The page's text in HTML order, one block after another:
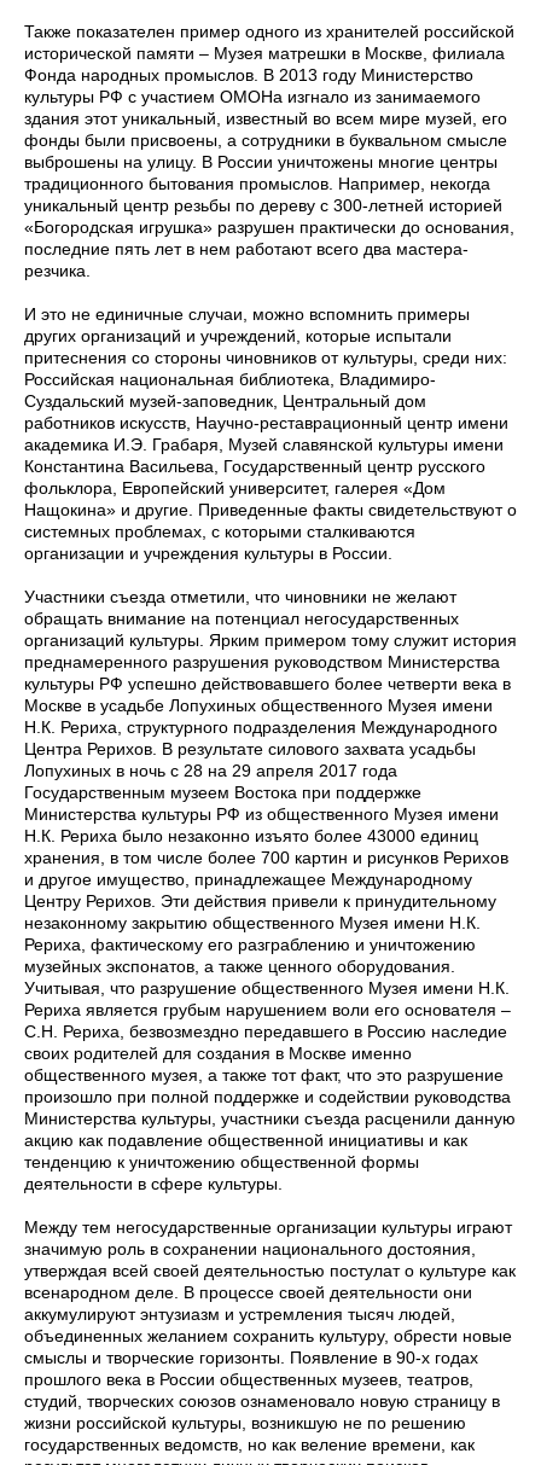
Также показателен пример одного из хранителей российской
исторической памяти – Музея матрешки в Москве, филиала
Фонда народных промыслов. В 2013 году Министерство
культуры РФ с участием ОМОНа изгнало из занимаемого
здания этот уникальный, известный во всем мире музей, его
фонды были присвоены, а сотрудники в буквальном смысле
выброшены на улицу. В России уничтожены многие центры
традиционного бытования промыслов. Например, некогда
уникальный центр резьбы по дереву с 300-летней историей
«Богородская игрушка» разрушен практически до основания,
последние пять лет в нем работают всего два мастера-
резчика.
И это не единичные случаи, можно вспомнить примеры
других организаций и учреждений, которые испытали
притеснения со стороны чиновников от культуры, среди них:
Российская национальная библиотека, Владимиро-
Суздальский музей-заповедник, Центральный дом
работников искусств, Научно-реставрационный центр имени
академика И.Э. Грабаря, Музей славянской культуры имени
Константина Васильева, Государственный центр русского
фольклора, Европейский университет, галерея «Дом
Нащокина» и другие. Приведенные факты свидетельствуют о
системных проблемах, с которыми сталкиваются
организации и учреждения культуры в России.
Участники съезда отметили, что чиновники не желают
обращать внимание на потенциал негосударственных
организаций культуры. Ярким примером тому служит история
преднамеренного разрушения руководством Министерства
культуры РФ успешно действовавшего более четверти века в
Москве в усадьбе Лопухиных общественного Музея имени
Н.К. Рериха, структурного подразделения Международного
Центра Рерихов. В результате силового захвата усадьбы
Лопухиных в ночь с 28 на 29 апреля 2017 года
Государственным музеем Востока при поддержке
Министерства культуры РФ из общественного Музея имени
Н.К. Рериха было незаконно изъято более 43000 единиц
хранения, в том числе более 700 картин и рисунков Рерихов
и другое имущество, принадлежащее Международному
Центру Рерихов. Эти действия привели к принудительному
незаконному закрытию общественного Музея имени Н.К.
Рериха, фактическому его разграблению и уничтожению
музейных экспонатов, а также ценного оборудования.
Учитывая, что разрушение общественного Музея имени Н.К.
Рериха является грубым нарушением воли его основателя –
С.Н. Рериха, безвозмездно передавшего в Россию наследие
своих родителей для создания в Москве именно
общественного музея, а также тот факт, что это разрушение
произошло при полной поддержке и содействии руководства
Министерства культуры, участники съезда расценили данную
акцию как подавление общественной инициативы и как
тенденцию к уничтожению общественной формы
деятельности в сфере культуры.
Между тем негосударственные организации культуры играют
значимую роль в сохранении национального достояния,
утверждая всей своей деятельностью постулат о культуре как
всенародном деле. В процессе своей деятельности они
аккумулируют энтузиазм и устремления тысяч людей,
объединенных желанием сохранить культуру, обрести новые
смыслы и творческие горизонты. Появление в 90-х годах
прошлого века в России общественных музеев, театров,
студий, творческих союзов ознаменовало новую страницу в
жизни российской культуры, возникшую не по решению
государственных ведомств, но как веление времени, как